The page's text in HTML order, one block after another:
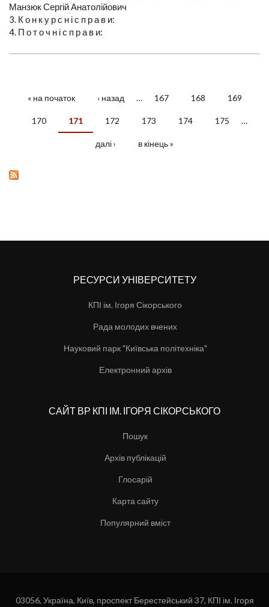
Манзюк Сергій Анатолійович
3. К о н к у р с н і с п р а в и:
4. П о т о ч н і с п р а в и:
« на початок ‹ назад … 167 168 169
170 171 172 173 174 175 …
далі › в кінець »
РЕСУРСИ УНІВЕРСИТЕТУ
КПІ ім. Ігоря Сікорського
Рада молодих вчених
Науковий парк "Київська політехніка"
Електронний архів
САЙТ ВР КПІ ІМ. ІГОРЯ СІКОРСЬКОГО
Пошук
Архів публікацій
Глосарій
Карта сайту
Популярний вміст
03056, Україна, Київ, проспект Берестейський 37, КПІ ім. Ігоря